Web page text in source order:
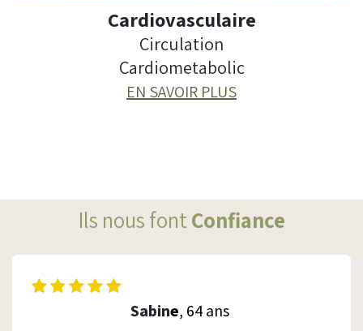
Cardiovasculaire
Circulation
Cardiometabolic
EN SAVOIR PLUS
Ils nous fontConfiance
Sabine, 64 ans